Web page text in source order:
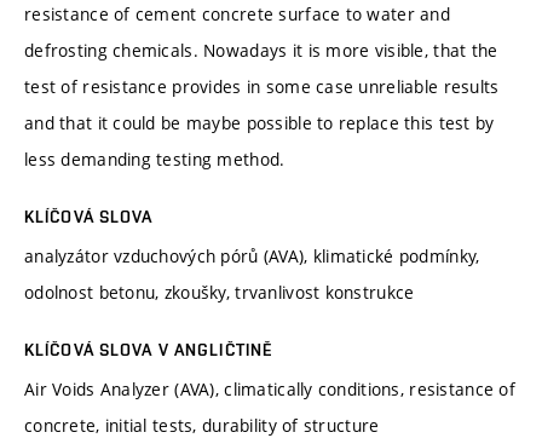
resistance of cement concrete surface to water and
defrosting chemicals. Nowadays it is more visible, that the
test of resistance provides in some case unreliable results
and that it could be maybe possible to replace this test by
less demanding testing method.
KLÍČOVÁ SLOVA
analyzátor vzduchových pórů (AVA), klimatické podmínky,
odolnost betonu, zkoušky, trvanlivost konstrukce
KLÍČOVÁ SLOVA V ANGLIČTINĚ
Air Voids Analyzer (AVA), climatically conditions, resistance of
concrete, initial tests, durability of structure